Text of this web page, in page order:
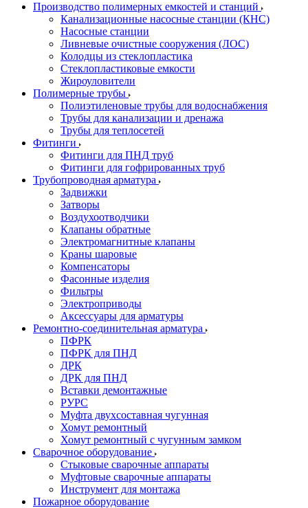
Производство полимерных емкостей и станций
Канализационные насосные станции (КНС)
Насосные станции
Ливневые очистные сооружения (ЛОС)
Колодцы из стеклопластика
Стеклопластиковые емкости
Жироуловители
Полимерные трубы
Полиэтиленовые трубы для водоснабжения
Трубы для канализации и дренажа
Трубы для теплосетей
Фитинги
Фитинги для ПНД труб
Фитинги для гофрированных труб
Трубопроводная арматура
Задвижки
Затворы
Воздухоотводчики
Клапаны обратные
Электромагнитные клапаны
Краны шаровые
Компенсаторы
Фасонные изделия
Фильтры
Электроприводы
Аксессуары для арматуры
Ремонтно-соединительная арматура
ПФРК
ПФРК для ПНД
ДРК
ДРК для ПНД
Вставки демонтажные
РУРС
Муфта двухсоставная чугунная
Хомут ремонтный
Хомут ремонтный с чугунным замком
Сварочное оборудование
Стыковые сварочные аппараты
Муфтовые сварочные аппараты
Инструмент для монтажа
Пожарное оборудование